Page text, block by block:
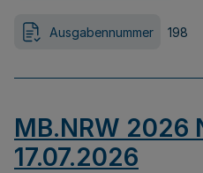
Ausgabennummer 198
MB.NRW 2026
17.07.2026